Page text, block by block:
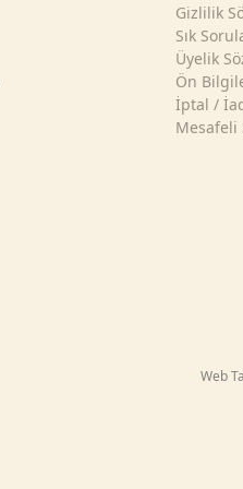
Gizlilik
Sık
Üyelik
Ön
İptal /
Mesafeli
Web